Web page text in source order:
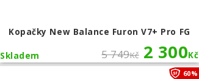
Kopačky New Balance Furon V7+ Pro FG
5 749Kč 2 300Kč
Skladem
60%